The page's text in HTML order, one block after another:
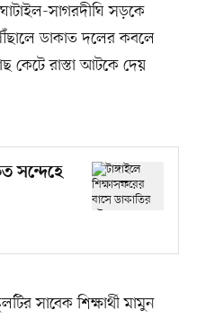
সাগরদীঘি সড়কে
ডাকাত দলের কবলে
কেটে রাস্তা আটকে দেয়
সন্দেহে
সাবেক শিক্ষার্থী মামুন